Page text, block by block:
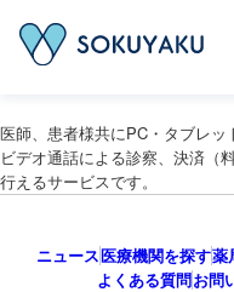
医師、患者様共にPC・タブレッ
ビデオ通話による診察、決済（
行えるサービスです。
ニュース医療機関を探す薬
よくある質問お問